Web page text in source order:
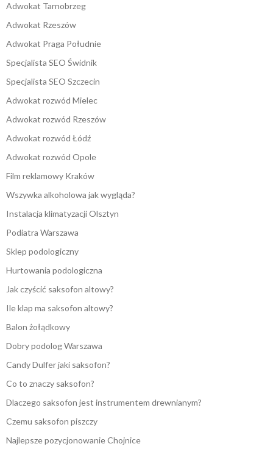
Adwokat Tarnobrzeg
Adwokat Rzeszów
Adwokat Praga Południe
Specjalista SEO Świdnik
Specjalista SEO Szczecin
Adwokat rozwód Mielec
Adwokat rozwód Rzeszów
Adwokat rozwód Łódź
Adwokat rozwód Opole
Film reklamowy Kraków
Wszywka alkoholowa jak wygląda?
Instalacja klimatyzacji Olsztyn
Podiatra Warszawa
Sklep podologiczny
Hurtowania podologiczna
Jak czyścić saksofon altowy?
Ile klap ma saksofon altowy?
Balon żołądkowy
Dobry podolog Warszawa
Candy Dulfer jaki saksofon?
Co to znaczy saksofon?
Dlaczego saksofon jest instrumentem drewnianym?
Czemu saksofon piszczy
Najlepsze pozycjonowanie Chojnice